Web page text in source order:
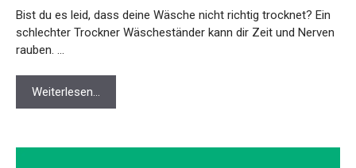
Bist du es leid, dass deine Wäsche nicht richtig trocknet? Ein
schlechter Trockner Wäscheständer kann dir Zeit und Nerven
rauben. …
Weiterlesen…